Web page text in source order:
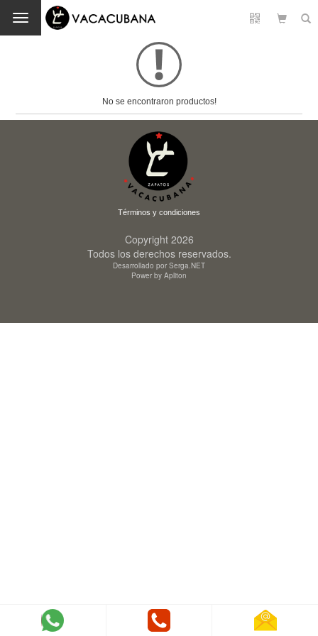
Cambio
No se encontraron productos!
Términos y condiciones
Copyright 2026
Todos los derechos reservados.
Desarrollado por Serga.NET
Power by Apliton